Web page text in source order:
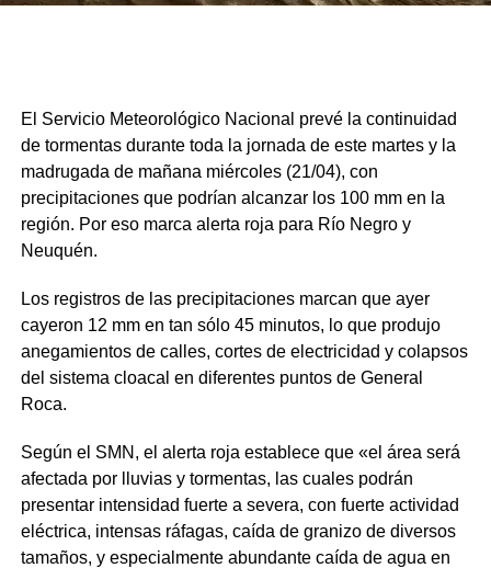
El Servicio Meteorológico Nacional prevé la continuidad
de tormentas durante toda la jornada de este martes y la
madrugada de mañana miércoles (21/04), con
precipitaciones que podrían alcanzar los 100 mm en la
región. Por eso marca alerta roja para Río Negro y
Neuquén.
Los registros de las precipitaciones marcan que ayer
cayeron 12 mm en tan sólo 45 minutos, lo que produjo
anegamientos de calles, cortes de electricidad y colapsos
del sistema cloacal en diferentes puntos de General
Roca.
Según el SMN, el alerta roja establece que «el área será
afectada por lluvias y tormentas, las cuales podrán
presentar intensidad fuerte a severa, con fuerte actividad
eléctrica, intensas ráfagas, caída de granizo de diversos
tamaños, y especialmente abundante caída de agua en